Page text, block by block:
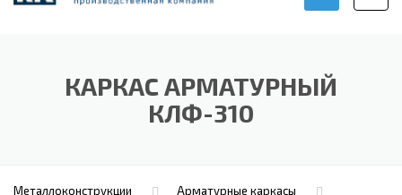
КАРКАС АРМАТУРНЫЙ
КЛФ-310
Металлоконструкции Арматурные каркасы